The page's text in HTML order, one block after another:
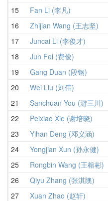
15 Fan Li (李凡)
16 Zhijian Wang (王志坚)
17 Juncai Li (李俊才)
18 Jun Fei (费俊)
19 Gang Duan (段钢)
20 Wei Liu (刘伟)
21 Sanchuan You (游三川)
22 Peixiao Xie (谢培晓)
23 Yihan Deng (邓义涵)
24 Yongjian Xun (孙永健)
25 Rongbin Wang (王榕彬)
26 Qiyu Zhang (张淇隩)
27 Xuan Zhao (赵轩)